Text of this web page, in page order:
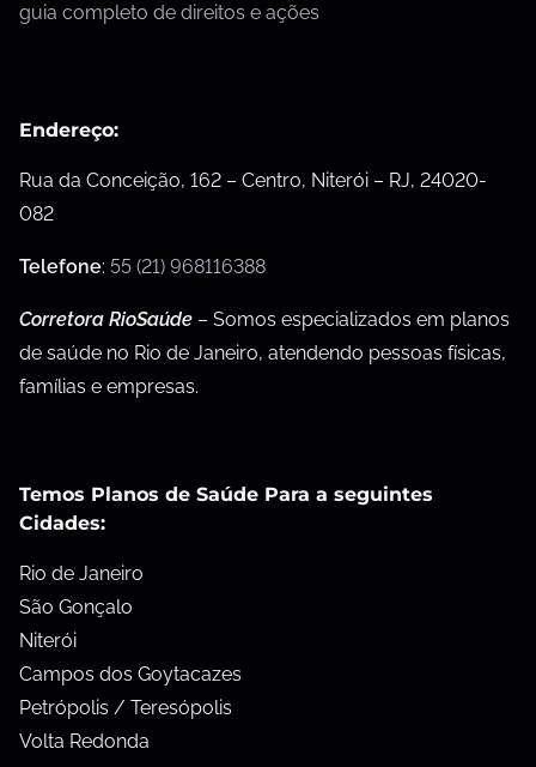
guia completo de direitos e ações
Endereço:
Rua da Conceição, 162 – Centro, Niterói – RJ, 24020-
082
Telefone: 55 (21) 968116388
Corretora RioSaúde – Somos especializados em planos
de saúde no Rio de Janeiro, atendendo pessoas físicas,
famílias e empresas.
Temos Planos de Saúde Para a seguintes
Cidades:
Rio de Janeiro
São Gonçalo
Niterói
Campos dos Goytacazes
Petrópolis / Teresópolis
Volta Redonda